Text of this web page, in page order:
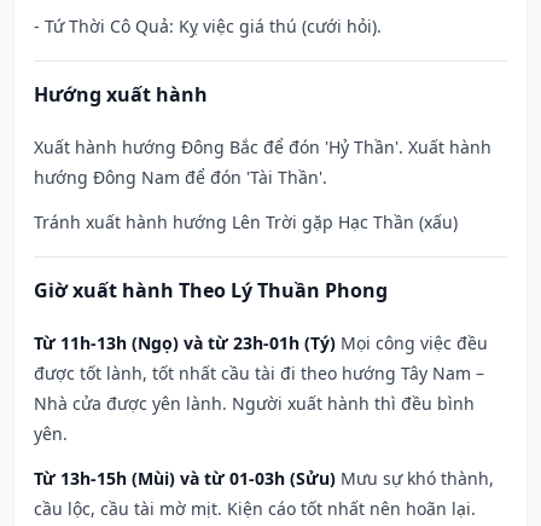
- Tứ Thời Cô Quả: Kỵ việc giá thú (cưới hỏi).
Hướng xuất hành
Xuất hành hướng Đông Bắc để đón 'Hỷ Thần'. Xuất hành
hướng Đông Nam để đón 'Tài Thần'.
Tránh xuất hành hướng Lên Trời gặp Hạc Thần (xấu)
Giờ xuất hành Theo Lý Thuần Phong
Từ 11h-13h (Ngọ) và từ 23h-01h (Tý) Mọi công việc đều
được tốt lành, tốt nhất cầu tài đi theo hướng Tây Nam –
Nhà cửa được yên lành. Người xuất hành thì đều bình
yên.
Từ 13h-15h (Mùi) và từ 01-03h (Sửu) Mưu sự khó thành,
cầu lộc, cầu tài mờ mịt. Kiện cáo tốt nhất nên hoãn lại.